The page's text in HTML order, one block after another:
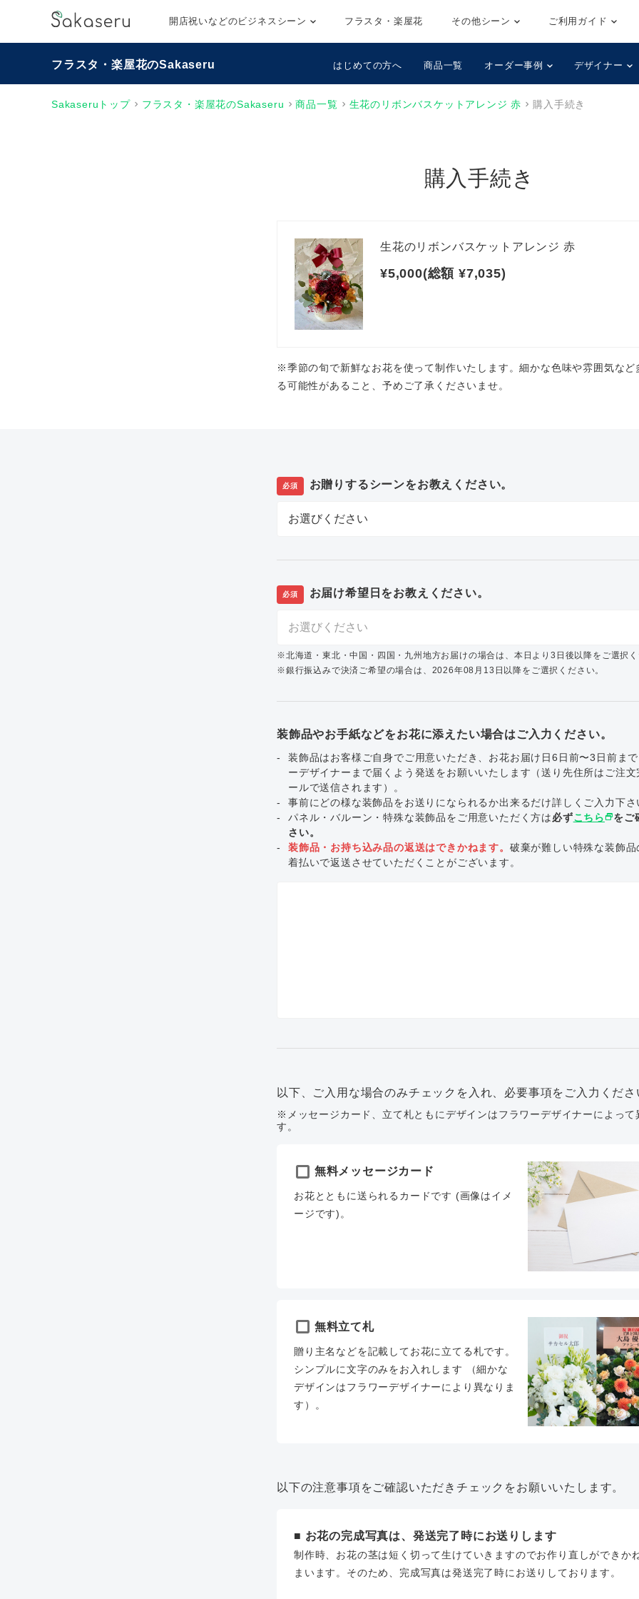
開店祝いなどのビジネスシーン フラスタ・楽屋花 その他シーン ご利用ガイド
フラスタ・楽屋花のSakaseru はじめての方へ 商品一覧 オーダー事例 デザイナー
Sakaseruトップ フラスタ・楽屋花のSakaseru 商品一覧 生花のリボンバスケットアレンジ 赤 購入手続き
購入手続き
生花のリボンバスケットアレンジ 赤
¥5,000(総額 ¥7,035)
※季節の旬で新鮮なお花を使って制作いたします。細かな色味や雰囲気など
る可能性があること、予めご了承くださいませ。
必須 お贈りするシーンをお教えください。
必須 お届け希望日をお教えください。
※北海道・東北・中国・四国・九州地方お届けの場合は、本日より3日後以降をご選択
※銀行振込みで決済ご希望の場合は、2026年08月13日以降をご選択ください。
装飾品やお手紙などをお花に添えたい場合はご入力ください。
装飾品はお客様ご自身でご用意いただき、お花お届け日6日前〜3日前ま
ーデザイナーまで届くよう発送をお願いいたします（送り先住所はご注
ールで送信されます）。
事前にどの様な装飾品をお送りになられるか出来るだけ詳しくご入力下さ
パネル・バルーン・特殊な装飾品をご用意いただく方は必ずこちらselect_windowをご
さい。
装飾品・お持ち込み品の返送はできかねます。 破棄が難しい特殊な装飾
着払いで返送させていただくことがございます。
以下、ご入用な場合のみチェックを入れ、必要事項をご入力くださ
※メッセージカード、立て札ともにデザインはフラワーデザイナーによって
す。
無料メッセージカード
お花とともに送られるカードです (画像はイメ
ージです)。
無料立て札
贈り主名などを記載してお花に立てる札です。
シンプルに文字のみをお入れします （細かな
デザインはフラワーデザイナーにより異なりま
す）。
以下の注意事項をご確認いただきチェックをお願いいたします。
■ お花の完成写真は、発送完了時にお送りします
制作時、お花の茎は短く切って生けていきますのでお作り直しができか
まいます。そのため、完成写真は発送完了時にお送りしております。